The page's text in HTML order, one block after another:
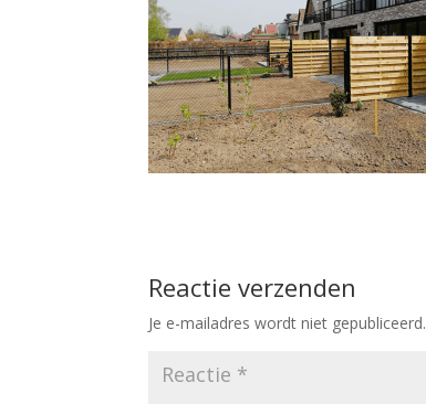
Reactie verzenden
Je e-mailadres wordt niet gepubliceerd.